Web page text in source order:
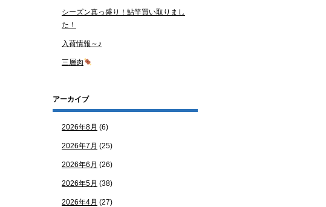
シーズン真っ盛り！鮎竿買い取りまし
た！
入荷情報～♪
三層肉
アーカイブ
2026年8月 (6)
2026年7月 (25)
2026年6月 (26)
2026年5月 (38)
2026年4月 (27)